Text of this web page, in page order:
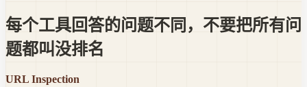
每个工具回答的问题不同，不要把所有问
题都叫没排名
URL Inspection